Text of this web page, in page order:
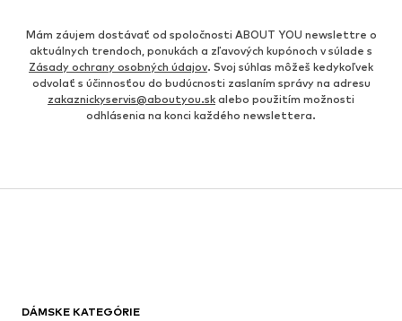
Mám záujem dostávať od spoločnosti ABOUT YOU newslettre o
aktuálnych trendoch, ponukách a zľavových kupónoch v súlade s
Zásady ochrany osobných údajov. Svoj súhlas môžeš kedykoľvek
odvolať s účinnosťou do budúcnosti zaslaním správy na adresu
zakaznickyservis@aboutyou.sk alebo použitím možnosti
odhlásenia na konci každého newslettera.
DÁMSKE KATEGÓRIE